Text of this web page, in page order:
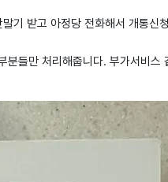
기 받고 아정당 전화해서 개통신
들만 처리해줍니다. 부가서비스